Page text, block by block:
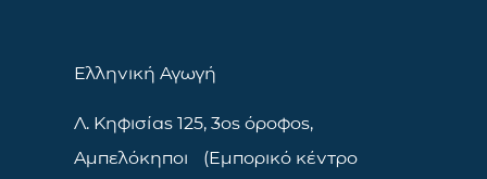
Ελληνική Αγωγή
Λ. Κηφισίας 125, 3ος όροφος,
Αμπελόκηποι (Εμπορικό κέντρο